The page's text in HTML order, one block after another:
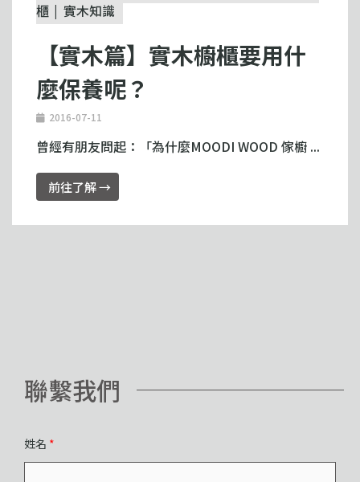
櫃
實木知識
【實木篇】實木櫥櫃要用什
麼保養呢？
2016-07-11
曾經有朋友問起：「為什麼MOODI WOOD 傢櫥 ...
前往了解 →
聯繫我們
姓名 *